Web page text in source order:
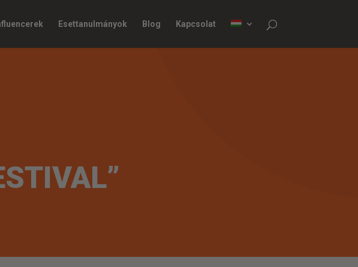
Esettanulmányok Blog Kapcsolat